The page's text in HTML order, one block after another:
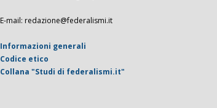
E-mail: redazione@federalismi.it
Informazioni generali
Codice etico
Collana "Studi di federalismi.it"